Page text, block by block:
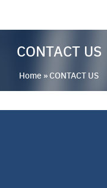
CONTACT US
Home »CONTACT US